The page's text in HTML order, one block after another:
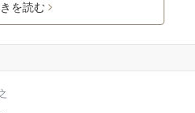
を読む